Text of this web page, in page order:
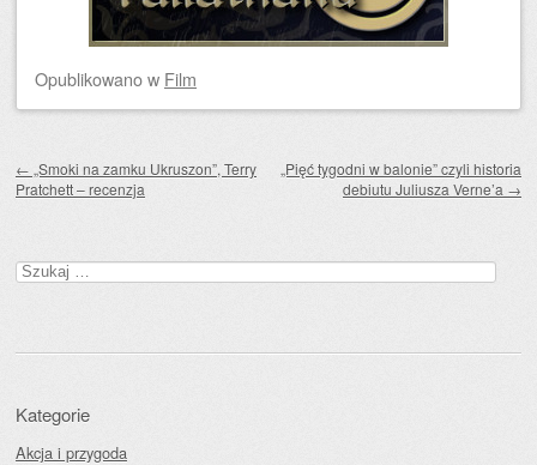
Opublikowanow Film
← „Smoki na zamku Ukruszon”, Terry
Pratchett – recenzja
„Pięć tygodni w balonie” czyli historia
debiutu Juliusza Verne’a →
Szukaj:
Kategorie
Akcja i przygoda